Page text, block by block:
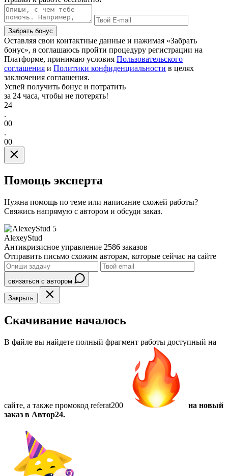
Забрать бонус
Оставляя свои контактные данные и нажимая «Забрать
бонус», я соглашаюсь пройти процедуру регистрации на
Платформе, принимаю условия Пользовательского
соглашения и Политики конфиденциальности в целях
заключения соглашения.
Успей получить бонус и потратить
за 24 часа, чтобы не потерять!
24
.
00
.
00
Помощь эксперта
Нужна помощь по теме или написание схожей работы?
Свяжись напрямую с автором и обсуди заказ.
5
AlexeyStud
Антикризисное управление 2586 заказов
Отправить письмо схожим авторам, которые сейчас на сайте
связаться с автором
Закрыть
Скачивание началось
В файле вы найдете полный фрагмент работы доступный на
сайте, а также промокод referat200
на новый
заказ в Автор24.